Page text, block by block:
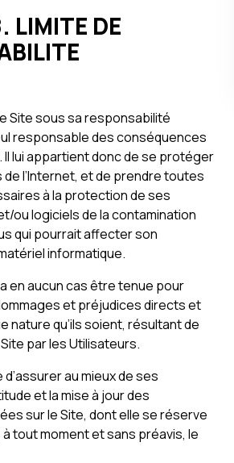
LIMITE DE
Site sous sa responsabilité
responsable des conséquences
lui appartient donc de se protéger
l’Internet, et de prendre toutes
à la protection de ses
ou logiciels de la contamination
qui pourrait affecter son
informatique.
en aucun cas être tenue pour
et préjudices directs et
nature qu’ils soient, résultant de
par les Utilisateurs.
d’assurer au mieux de ses
et la mise à jour des
sur le Site, dont elle se réserve
tout moment et sans préavis, le